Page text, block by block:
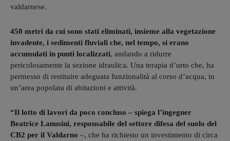
valdarnese.
450 metri da cui sono stati eliminati, insieme alla vegetazione
invadente, i sedimenti fluviali che, nel tempo, si erano
accumulati in punti localizzati, andando a ridurre
pericolosamente la sezione idraulica. Una terapia d’urto che, ha
permesso di restituire adeguata funzionalità al corso d’acqua, in
un’area popolata di abitazioni e attività.
“Il lotto di lavori da poco concluso – spiega l’ingegner
Beatrice Lanusini, responsabile del settore difesa del suolo del
CB2 per il Valdarno –, che ha richiesto un investimento di circa